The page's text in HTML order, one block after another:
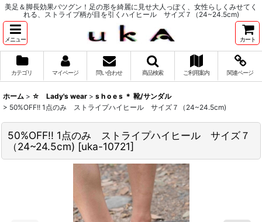
美足＆脚長効果バツグン！足の形を綺麗に見せ大人っぽく、女性らしくみせてく
れる、ストライプ柄が目を引くハイヒール サイズ７（24~24.5cm)
メニュー カート
カテゴリ マイページ 問い合わせ 商品検索 ご利用案内 関連ページ
ホーム > ☆ Lady's wear > s h o e s ＊ 靴/サンダル
> 50%OFF!! 1点のみ ストライプハイヒール サイズ７（24~24.5cm)
50%OFF!! 1点のみ ストライプハイヒール サイズ７
（24~24.5cm) [uka-10721]